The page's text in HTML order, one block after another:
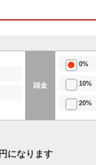
頭金
0%
10%
20%
円になります